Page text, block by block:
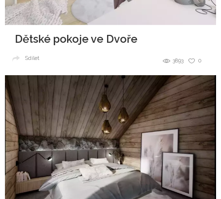
Dětské pokoje ve Dvoře
0
3893
Sdílet